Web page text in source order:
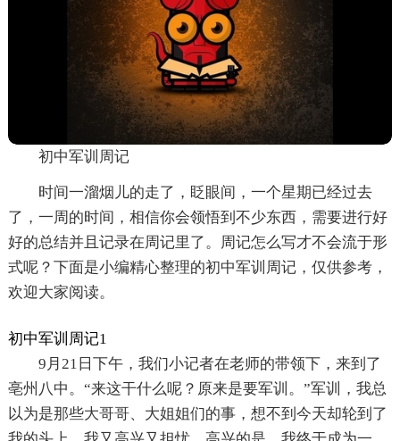
初中军训周记
时间一溜烟儿的走了，眨眼间，一个星期已经过去
了，一周的时间，相信你会领悟到不少东西，需要进行好
好的总结并且记录在周记里了。周记怎么写才不会流于形
式呢？下面是小编精心整理的初中军训周记，仅供参考，
欢迎大家阅读。
初中军训周记1
9月21日下午，我们小记者在老师的带领下，来到了
亳州八中。“来这干什么呢？原来是要军训。”军训，我总
以为是那些大哥哥、大姐姐们的事，想不到今天却轮到了